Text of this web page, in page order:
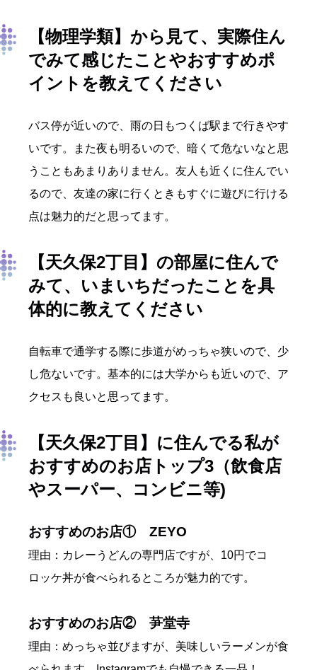
【物理学類】から見て、実際住ん
でみて感じたことやおすすめポ
イントを教えてください
バス停が近いので、雨の日もつくば駅まで行きやす
いです。また夜も明るいので、暗くて危ないなと思
うこともあまりありません。友人も近くに住んでい
るので、友達の家に行くときもすぐに遊びに行ける
点は魅力的だと思ってます。
【天久保2丁目】の部屋に住んで
みて、いまいちだったことを具
体的に教えてください
自転車で通学する際に歩道がめっちゃ狭いので、少
し危ないです。基本的には大学からも近いので、ア
クセスも良いと思ってます。
【天久保2丁目】に住んでる私が
おすすめのお店トップ3（飲食店
やスーパー、コンビニ等)
おすすめのお店① ZEYO
理由：カレーうどんの専門店ですが、10円でコ
ロッケ丼が食べられるところが魅力的です。
おすすめのお店② 芛堂寺
理由：めっちゃ並びますが、美味しいラーメンが食